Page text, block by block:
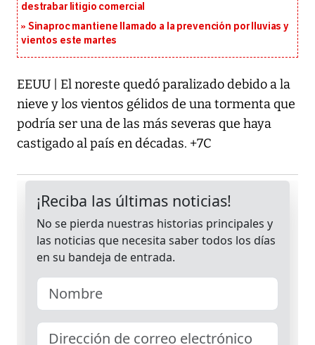
destrabar litigio comercial
Sinaproc mantiene llamado a la prevención por lluvias y
vientos este martes
EEUU | El noreste quedó paralizado debido a la
nieve y los vientos gélidos de una tormenta que
podría ser una de las más severas que haya
castigado al país en décadas. +7C